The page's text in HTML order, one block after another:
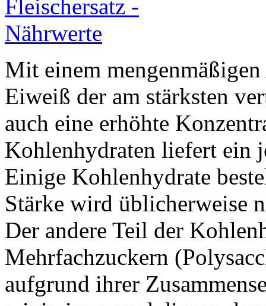
Mit einem
Eiweiß der am stärksten
auch eine erhöhte
Kohlenhydraten liefert ein
Einige Kohlenhydrate
Stärke wird üblicherweise
Der andere Teil der
Mehrfachzuckern
aufgrund ihrer